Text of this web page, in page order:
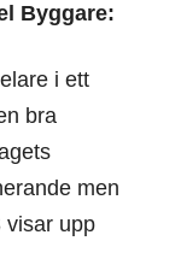
Byggare:
i ett
bra
men
visar upp